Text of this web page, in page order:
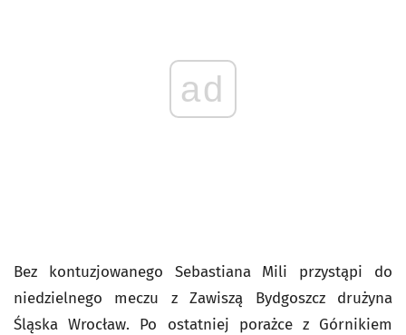
ad
Bez kontuzjowanego Sebastiana Mili przystąpi do
niedzielnego meczu z Zawiszą Bydgoszcz drużyna
Śląska Wrocław. Po ostatniej porażce z Górnikiem